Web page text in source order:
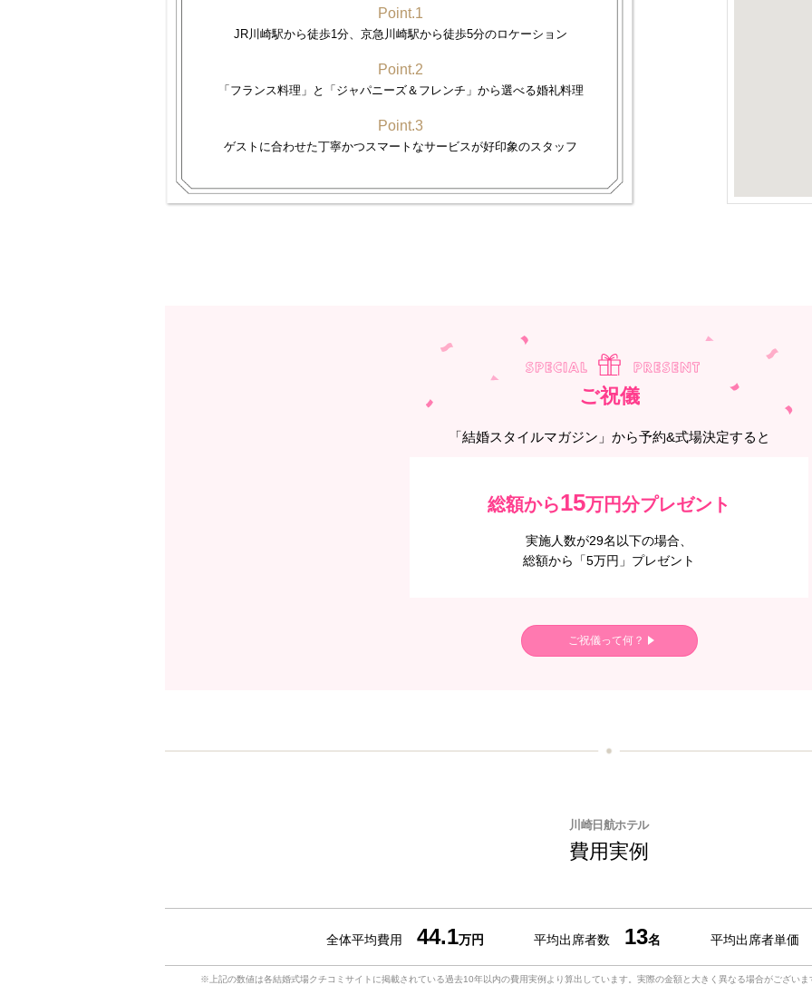
Point.1
JR川崎駅から徒歩1分、京急川崎駅から徒歩5分のロケーション
Point.2
「フランス料理」と「ジャパニーズ＆フレンチ」から選べる婚礼料理
Point.3
ゲストに合わせた丁寧かつスマートなサービスが好印象のスタッフ
ご祝儀
「結婚スタイルマガジン」から予約&式場決定すると
総額から15万円分プレゼント
実施人数が29名以下の場合、
総額から「5万円」プレゼント
ご祝儀って何？
川崎日航ホテル
費用実例
全体平均費用 44.1万円 平均出席者数 13名 平均出席者単価
※上記の数値は各結婚式場クチコミサイトに掲載されている過去10年以内の費用実例より算出しています。実際の金額と大きく異なる場合がございま